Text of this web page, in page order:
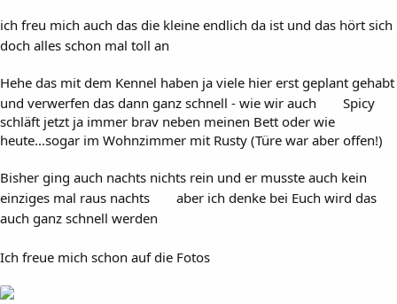
ich freu mich auch das die kleine endlich da ist und das hört sich
doch alles schon mal toll an
Hehe das mit dem Kennel haben ja viele hier erst geplant gehabt
und verwerfen das dann ganz schnell - wie wir auch
Spicy
schläft jetzt ja immer brav neben meinen Bett oder wie
heute...sogar im Wohnzimmer mit Rusty (Türe war aber offen!)
Bisher ging auch nachts nichts rein und er musste auch kein
einziges mal raus nachts
aber ich denke bei Euch wird das
auch ganz schnell werden
Ich freue mich schon auf die Fotos